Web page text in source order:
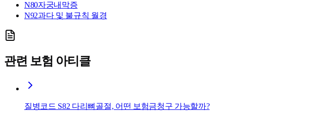
N80자궁내막증
N92과다 및 불규칙 월경
관련 보험 아티클
질병코드 S82 다리뼈골절, 어떤 보험금청구 가능할까?